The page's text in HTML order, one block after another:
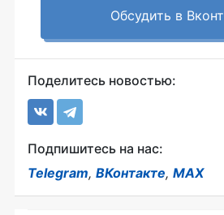
Обсудить в
Поделитесь новостью:
Подпишитесь на нас:
Telegram, ВКонтакте, MAX